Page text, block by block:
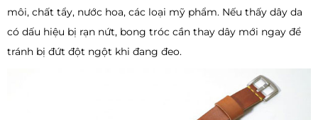
môi, chất tẩy, nước hoa, các loại mỹ phẩm. Nếu thấy dây da
có dấu hiệu bị rạn nứt, bong tróc cần thay dây mới ngay để
tránh bị đứt đột ngột khi đang đeo.